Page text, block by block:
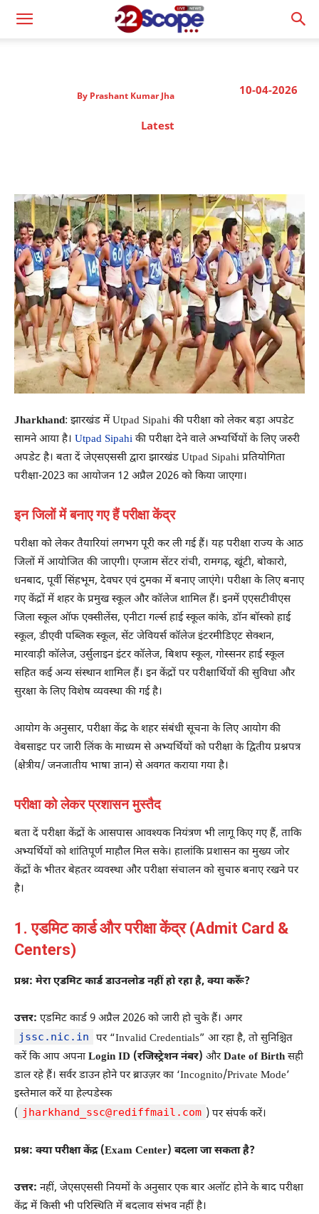
10-04-2026
By Prashant Kumar Jha
Latest
Jharkhand: झारखंड में Utpad Sipahi की परीक्षा को लेकर बड़ा अपडेट
सामने आया है। Utpad Sipahi की परीक्षा देने वाले अभ्यर्थियों के लिए जरुरी
अपडेट है। बता दें जेएसएससी द्वारा झारखंड Utpad Sipahi प्रतियोगिता
परीक्षा-2023 का आयोजन 12 अप्रैल 2026 को किया जाएगा।
इन जिलों में बनाए गए हैं परीक्षा केंद्र
परीक्षा को लेकर तैयारियां लगभग पूरी कर ली गई हैं। यह परीक्षा राज्य के आठ
जिलों में आयोजित की जाएगी। एग्जाम सेंटर रांची, रामगढ़, खूंटी, बोकारो,
धनबाद, पूर्वी सिंहभूम, देवघर एवं दुमका में बनाए जाएंगे। परीक्षा के लिए बनाए
गए केंद्रों में शहर के प्रमुख स्कूल और कॉलेज शामिल हैं। इनमें एएसटीवीएस
जिला स्कूल ऑफ एक्सीलेंस, एनीटा गर्ल्स हाई स्कूल कांके, डॉन बॉस्को हाई
स्कूल, डीएवी पब्लिक स्कूल, सेंट जेवियर्स कॉलेज इंटरमीडिएट सेक्शन,
मारवाड़ी कॉलेज, उर्सुलाइन इंटर कॉलेज, बिशप स्कूल, गोस्सनर हाई स्कूल
सहित कई अन्य संस्थान शामिल हैं। इन केंद्रों पर परीक्षार्थियों की सुविधा और
सुरक्षा के लिए विशेष व्यवस्था की गई है।
आयोग के अनुसार, परीक्षा केंद्र के शहर संबंधी सूचना के लिए आयोग की
वेबसाइट पर जारी लिंक के माध्यम से अभ्यर्थियों को परीक्षा के द्वितीय प्रश्नपत्र
(क्षेत्रीय/ जनजातीय भाषा ज्ञान) से अवगत कराया गया है।
परीक्षा को लेकर प्रशासन मुस्तैद
बता दें परीक्षा केंद्रों के आसपास आवश्यक नियंत्रण भी लागू किए गए हैं, ताकि
अभ्यर्थियों को शांतिपूर्ण माहौल मिल सके। हालांकि प्रशासन का मुख्य जोर
केंद्रों के भीतर बेहतर व्यवस्था और परीक्षा संचालन को सुचारु बनाए रखने पर
है।
1. एडमिट कार्ड और परीक्षा केंद्र (Admit Card &
Centers)
प्रश्न: मेरा एडमिट कार्ड डाउनलोड नहीं हो रहा है, क्या करूँ?
उत्तर: एडमिट कार्ड 9 अप्रैल 2026 को जारी हो चुके हैं। अगर
jssc.nic.in
पर “Invalid Credentials” आ रहा है, तो सुनिश्चित
करें कि आप अपना Login ID (रजिस्ट्रेशन नंबर) औरDate of Birth सही
डाल रहे हैं। सर्वर डाउन होने पर ब्राउज़र का ‘Incognito/Private Mode’
इस्तेमाल करें या हेल्पडेस्क
( jharkhand_ssc@rediffmail.com ) पर संपर्क करें।
प्रश्न: क्या परीक्षा केंद्र (Exam Center) बदला जा सकता है?
उत्तर: नहीं, जेएसएससी नियमों के अनुसार एक बार अलॉट होने के बाद परीक्षा
केंद्र में किसी भी परिस्थिति में बदलाव संभव नहीं है।